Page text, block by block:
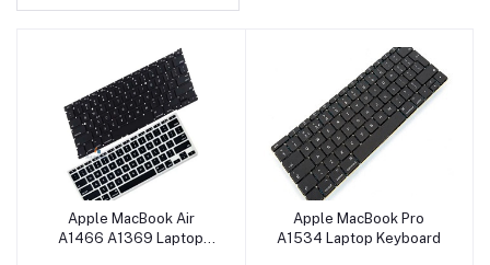
Add to cart
Apple MacBook Air
A1466 A1369 Laptop
Add to cart
Apple MacBook Pro
A1534 Laptop Keyboard